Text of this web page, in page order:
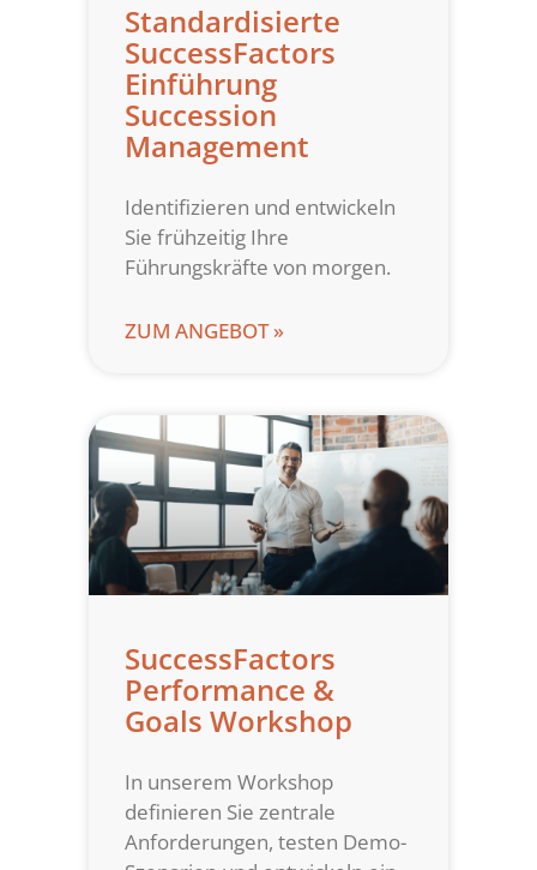
Standardisierte
SuccessFactors
Einführung
Succession
Management
Identifizieren und entwickeln
Sie frühzeitig Ihre
Führungskräfte von morgen.
ZUM ANGEBOT »
SuccessFactors
Performance &
Goals Workshop
In unserem Workshop
definieren Sie zentrale
Anforderungen, testen Demo-